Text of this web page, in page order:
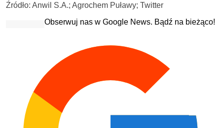
Źródło: Anwil S.A.; Agrochem Puławy; Twitter
Obserwuj nas w Google News. Bądź na bieżąco!